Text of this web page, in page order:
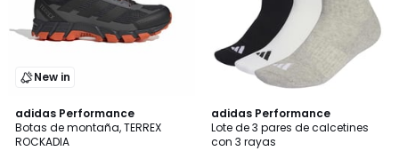
New in
adidas Performance
Botas de montaña, TERREX
ROCKADIA
adidas Performance
Lote de 3 pares de calcetines
con 3 rayas
4,8
/ 5
3
Colores